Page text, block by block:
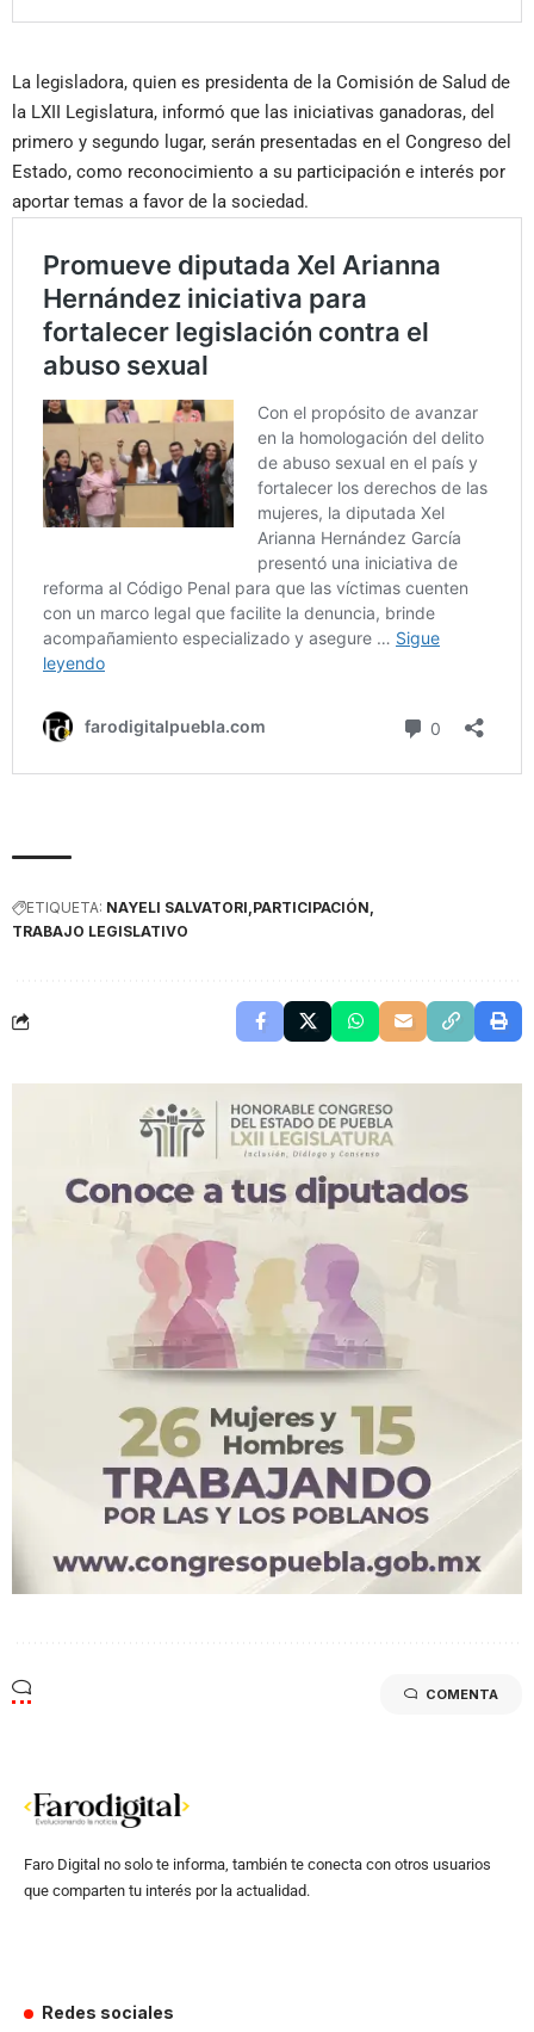
La legisladora, quien es presidenta de la Comisión de Salud de
la LXII Legislatura, informó que las iniciativas ganadoras, del
primero y segundo lugar, serán presentadas en el Congreso del
Estado, como reconocimiento a su participación e interés por
aportar temas a favor de la sociedad.
ETIQUETA: NAYELI SALVATORI PARTICIPACIÓN
TRABAJO LEGISLATIVO
COMENTA
Faro Digital no solo te informa, también te conecta con otros usuarios
que comparten tu interés por la actualidad.
Redes sociales